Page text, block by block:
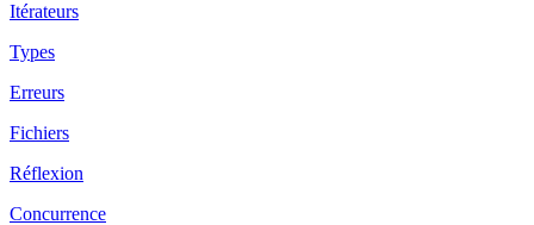
Itérateurs
Types
Erreurs
Fichiers
Réflexion
Concurrence